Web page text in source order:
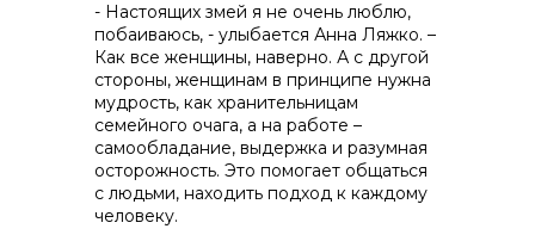
- Настоящих змей я не очень люблю,
побаиваюсь, - улыбается Анна Ляжко. –
Как все женщины, наверно. А с другой
стороны, женщинам в принципе нужна
мудрость, как хранительницам
семейного очага, а на работе –
самообладание, выдержка и разумная
осторожность. Это помогает общаться
с людьми, находить подход к каждому
человеку.